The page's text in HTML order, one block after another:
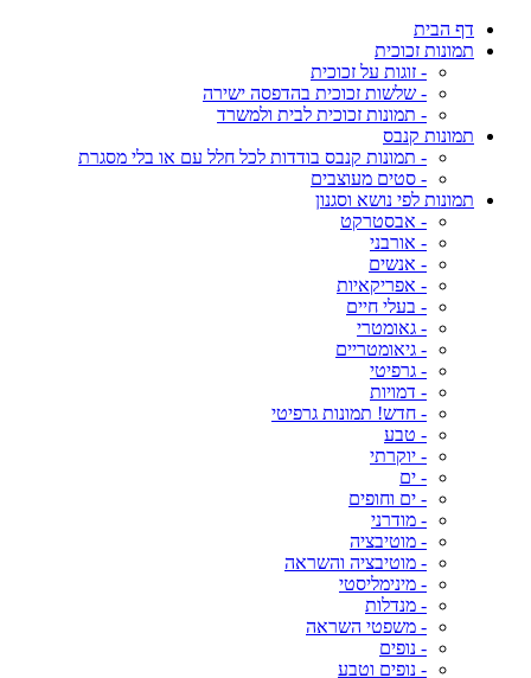
דף הבית
תמונות זכוכית
- זוגות על זכוכית
- שלשות זכוכית בהדפסה ישירה
- תמונות זכוכית לבית ולמשרד
תמונות קנבס
- תמונות קנבס בודדות לכל חלל עם או בלי מסגרת
- סטים מעוצבים
תמונות לפי נושא וסגנון
- אבסטרקט
- אורבני
- אנשים
- אפריקאיות
- בעלי חיים
- גאומטרי
- גיאומטריים
- גרפיטי
- דמויות
- חדש! תמונות גרפיטי
- טבע
- יוקרתי
- ים
- ים וחופים
- מודרני
- מוטיבציה
- מוטיבציה והשראה
- מינימליסטי
- מנדלות
- משפטי השראה
- נופים
- נופים וטבע